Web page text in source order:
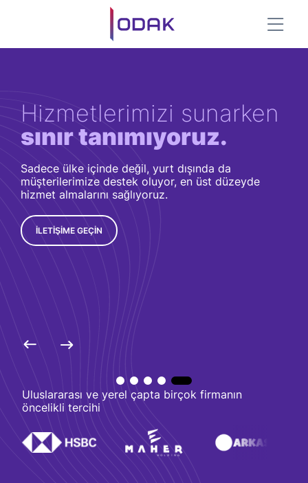
Hizmetlerimizi sunarken
sınır tanımıyoruz.
Sadece ülke içinde değil, yurt dışında da
müşterilerimize destek oluyor, en üst düzeyde
hizmet almalarını sağlıyoruz.
İLETİŞİME GEÇİN
Uluslararası ve yerel çapta birçok firmanın
öncelikli tercihi